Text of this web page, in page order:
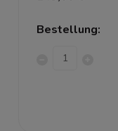
Bestellung: